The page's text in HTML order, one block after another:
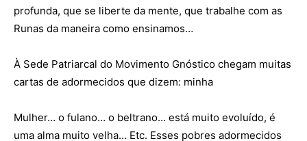
profunda, que se liberte da mente, que trabalhe com as
Runas da maneira como ensinamos…
À Sede Patriarcal do Movimento Gnóstico chegam muitas
cartas de adormecidos que dizem: minha
Mulher… o fulano… o beltrano… está muito evoluído, é
uma alma muito velha… Etc. Esses pobres adormecidos